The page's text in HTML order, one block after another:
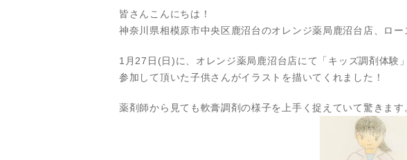
皆さんこんにちは！
神奈川県相模原市中央区鹿沼台のオレンジ薬局鹿沼台店、ロー
1月27日(日)に、オレンジ薬局鹿沼台店にて「キッズ調剤体験
参加して頂いた子供さんがイラストを描いてくれました！
薬剤師から見ても軟膏調剤の様子を上手く捉えていて驚きま